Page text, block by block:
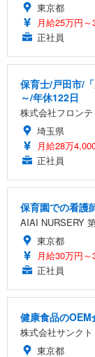
東京都
月給25万円～
正社員
保育士/戸田市/
～/年休122日
株式会社フロン
埼玉県
月給28万
正社員
保育園での看護
AIAI NURSERY
東京都
月給30万円～
正社員
健康食品の
株式会社サンクト
東京都